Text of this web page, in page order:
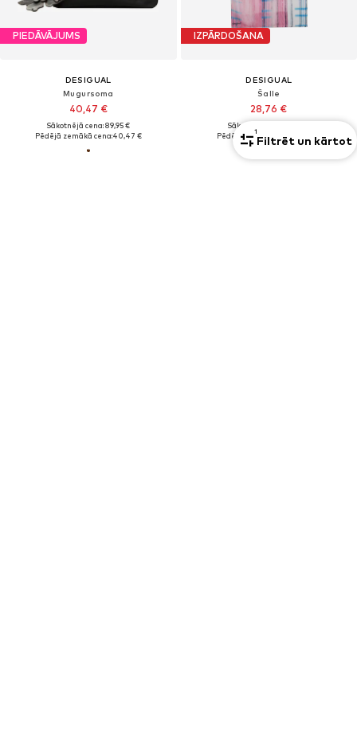
PIEDĀVĀJUMS
DESIGUAL
Mugursoma
40,47 €
Sākotnējā cena: 89,95 €
Pēdējā zemākā cena:40,47 €
IZPĀRDOŠANA
DESIGUAL
Šalle
28,76 €
Sākotnējā cena: 35,95 €
Pēdējā zemākā cena:
25,88 €
1
Filtrēt un kārtot